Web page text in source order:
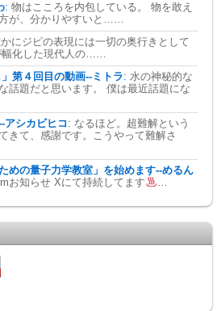
: 物はこころを内包している。 物を敢え
が、分かりやすいと……
にジピの表現には一切の奥行きとして
化した現代人の……
第４回目の動画--ミトラ: 水の神秘的な
話題だと思います。 僕は最近話題にな
アシカビヒコ : なるほど。超難解という
きて、感謝です。こうやって難解さ
めの量子力学教室」を始めます--めるん
お知らせ Xにて持続してます …